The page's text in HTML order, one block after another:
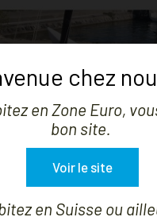

chez
en Suisse ou
en Zone Euro,
bon site.
Voir le site